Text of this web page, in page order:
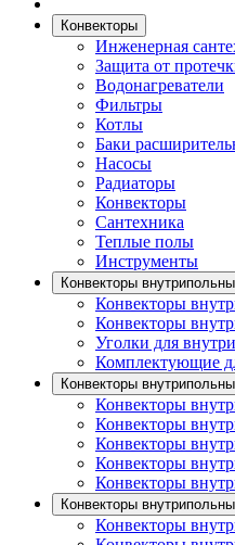
Конвекторы
Инженерная
Защита от
Водонагреватели
Фильтры
Котлы
Баки
Насосы
Радиаторы
Конвекторы
Сантехника
Теплые полы
Инструменты
Конвекторы
Конвекторы
Конвекторы
Уголки для
Комплектующие
Конвекторы
Конвекторы
Конвекторы
Конвекторы
Конвекторы
Конвекторы
Конвекторы
Конвекторы